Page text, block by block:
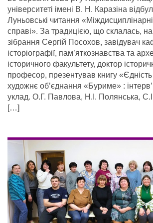
університеті імені В. Н. Каразіна
Луньовські читання
справі». За традицією, що склалась,
зібрання Сергій Посохов, завідувач
історіографії, пам’яткознавства та
історичного факультету, доктор
професор, презентував книгу
художнє об’єднання «Буриме» :
уклад. О.Г. Павлова, Н.І. Полянська,
[…]